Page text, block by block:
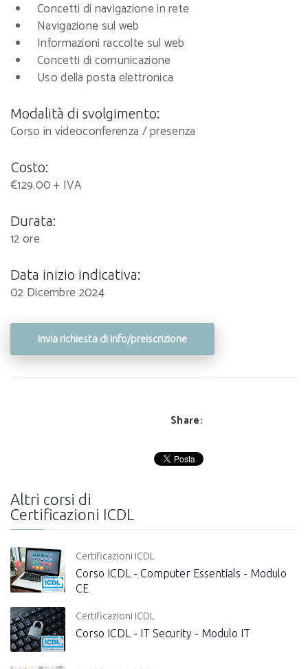
Concetti di navigazione in rete
Navigazione sul web
Informazioni raccolte sul web
Concetti di comunicazione
Uso della posta elettronica
Modalità di svolgimento:
Corso in videoconferenza / presenza
Costo:
€129.00 + IVA
Durata:
12 ore
Data inizio indicativa:
02 Dicembre 2024
Invia richiesta di info/preiscrizione
Share:
Altri corsi di
Certificazioni ICDL
Certificazioni ICDL
Corso ICDL - Computer Essentials - Modulo
CE
Certificazioni ICDL
Corso ICDL - IT Security - Modulo IT